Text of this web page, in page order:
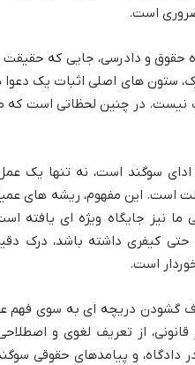
است.
حقوق و دادرسی، جایی که
ستون های اصلی اثبات یک
نیست. در چنین لحظاتی است که
ادای سوگند است، نه تنها یک
است. این مفهوم، ریشه های
ما نیز جایگاه ویژه ای یافته
کیفری داشته باشد، درک
است.
گشودن دریچه ای به سوی فهم
قانونی، از تعریف لغوی و
دادگاه، و پیامدهای حقوقی